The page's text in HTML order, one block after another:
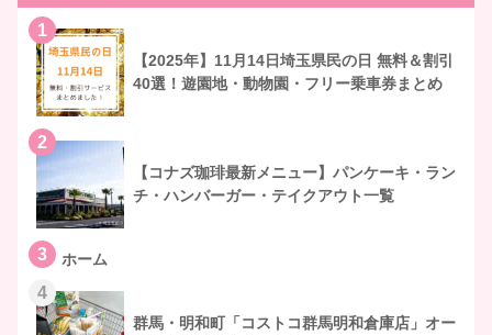
1
【2025年】11月14日埼玉県民の日 無料＆割引
40選！遊園地・動物園・フリー乗車券まとめ
2
【コナズ珈琲最新メニュー】パンケーキ・ラン
チ・ハンバーガー・テイクアウト一覧
3 ホーム
4
群馬・明和町「コストコ群馬明和倉庫店」オー